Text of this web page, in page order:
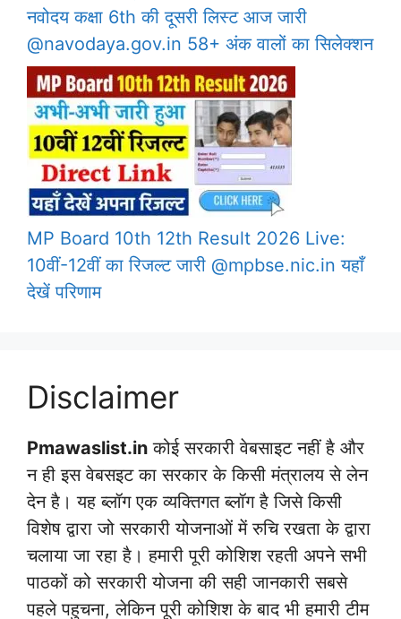
नवोदय कक्षा 6th की दूसरी लिस्ट आज जारी
@navodaya.gov.in 58+ अंक वालों का सिलेक्शन
MP Board 10th 12th Result 2026 Live:
10वीं-12वीं का रिजल्ट जारी @mpbse.nic.in यहाँ
देखें परिणाम
Disclaimer
Pmawaslist.in कोई सरकारी वेबसाइट नहीं है और
न ही इस वेबसइट का सरकार के किसी मंत्रालय से लेन
देन है। यह ब्लॉग एक व्यक्तिगत ब्लॉग है जिसे किसी
विशेष द्वारा जो सरकारी योजनाओं में रुचि रखता के द्वारा
चलाया जा रहा है। हमारी पूरी कोशिश रहती अपने सभी
पाठकों को सरकारी योजना की सही जानकारी सबसे
पहले पहुचना, लेकिन पूरी कोशिश के बाद भी हमारी टीम